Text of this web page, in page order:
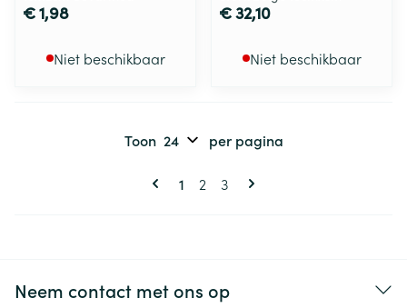
€ 1,98
Niet beschikbaar
€ 32,10
Niet beschikbaar
Pagina's
U lees momenteel pagina
1 Pagina
2 Pagina
3
Toon per pagina
Neem contact met ons op